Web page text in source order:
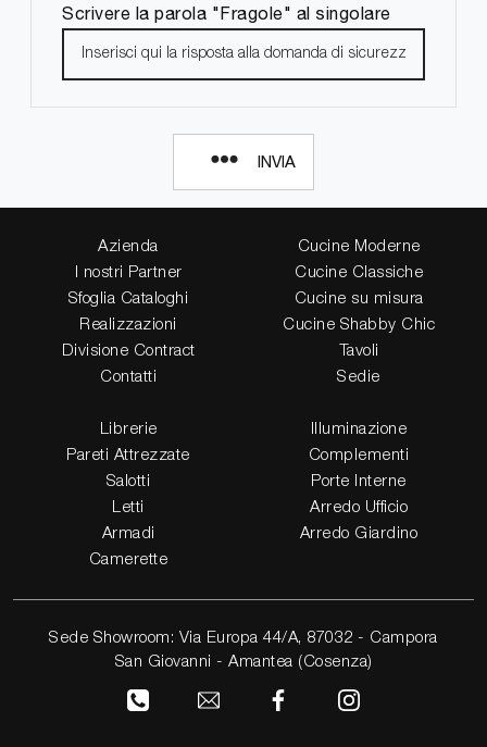
Scrivere la parola "Fragole" al singolare
INVIA
Azienda
I nostri Partner
Sfoglia Cataloghi
Realizzazioni
Divisione Contract
Contatti
Cucine Moderne
Cucine Classiche
Cucine su misura
Cucine Shabby Chic
Tavoli
Sedie
Librerie
Pareti Attrezzate
Salotti
Letti
Armadi
Camerette
Illuminazione
Complementi
Porte Interne
Arredo Ufficio
Arredo Giardino
Sede Showroom: Via Europa 44/A, 87032 - Campora
San Giovanni - Amantea (Cosenza)